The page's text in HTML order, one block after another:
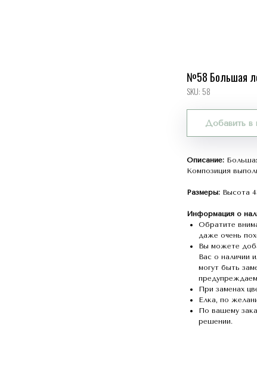
№58 Большая
SKU: 58
Добавить в
Описание:
Композиция
Размеры: Высота
Информация о
Обратите
даже очень
Вы можете
Вас о наличии
могут быть
При заменах
Елка, по
По вашему
решении.